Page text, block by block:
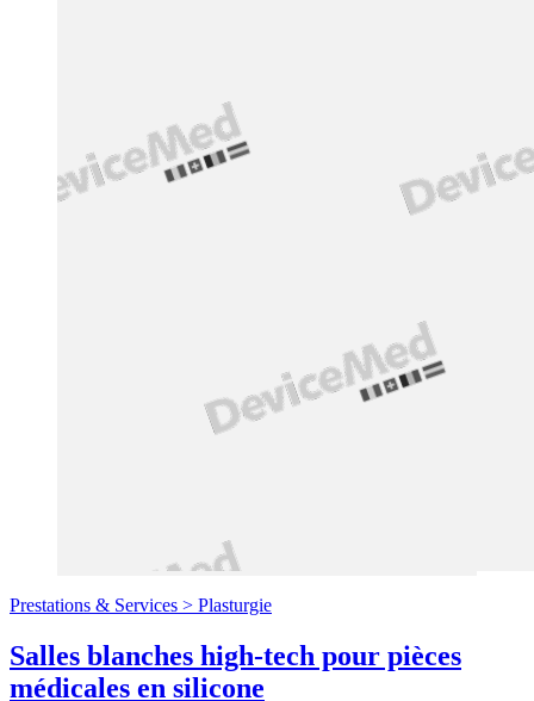
Prestations & Services > Plasturgie
Salles blanches high-tech pour pièces
médicales en silicone